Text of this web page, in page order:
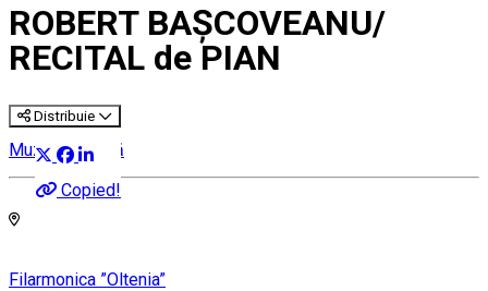
ROBERT BAŞCOVEANU/
RECITAL de PIAN
Distribuie
Copied!
Muzică clasică
Filarmonica ”Oltenia”